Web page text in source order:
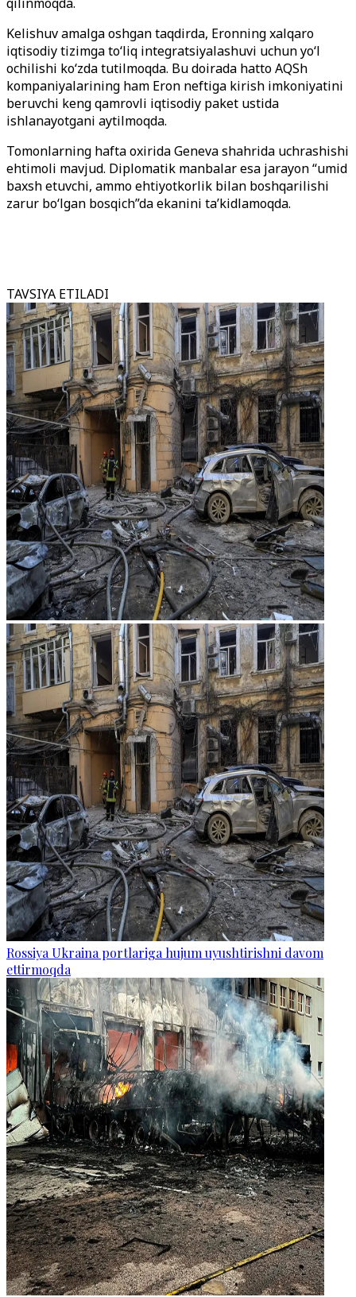
Kelishuv amalga oshgan taqdirda, Eronning xalqaro
iqtisodiy tizimga to‘liq integratsiyalashuvi uchun yo‘l
ochilishi ko‘zda tutilmoqda. Bu doirada hatto AQSh
kompaniyalarining ham Eron neftiga kirish imkoniyatini
beruvchi keng qamrovli iqtisodiy paket ustida
ishlanayotgani aytilmoqda.
Tomonlarning hafta oxirida Geneva shahrida uchrashishi
ehtimoli mavjud. Diplomatik manbalar esa jarayon “umid
baxsh etuvchi, ammo ehtiyotkorlik bilan boshqarilishi
zarur bo‘lgan bosqich”da ekanini ta’kidlamoqda.
TAVSIYA ETILADI
Rossiya Ukraina portlariga hujum uyushtirishni davom
ettirmoqda